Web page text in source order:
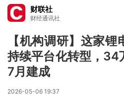
财联社
财经通讯社
【机构调研】这家
持续平台化转型，34
7月建成
2026-05-06 19:37